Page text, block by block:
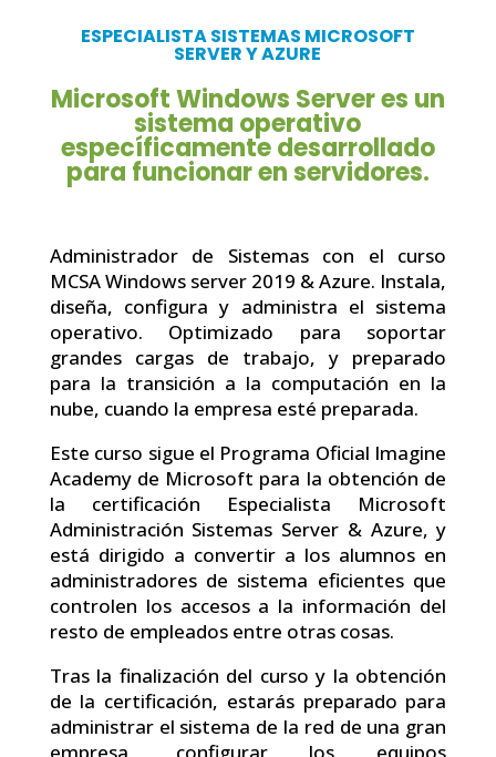
ESPECIALISTA SISTEMAS MICROSOFT
SERVER Y AZURE
Microsoft Windows Server es un
sistema operativo
específicamente desarrollado
para funcionar en servidores.
Administrador de Sistemas con el curso
MCSA Windows server 2019 & Azure. Instala,
diseña, configura y administra el sistema
operativo. Optimizado para soportar
grandes cargas de trabajo, y preparado
para la transición a la computación en la
nube, cuando la empresa esté preparada.
Este curso sigue el Programa Oficial Imagine
Academy de Microsoft para la obtención de
la certificación Especialista Microsoft
Administración Sistemas Server & Azure, y
está dirigido a convertir a los alumnos en
administradores de sistema eficientes que
controlen los accesos a la información del
resto de empleados entre otras cosas.
Tras la finalización del curso y la obtención
de la certificación, estarás preparado para
administrar el sistema de la red de una gran
empresa, configurar los equipos